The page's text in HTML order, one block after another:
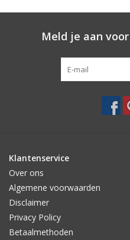
SALE
Meld je aan
Klantenservice
Over ons
Algemene voorwaarden
Disclaimer
Privacy Policy
Betaalmethoden